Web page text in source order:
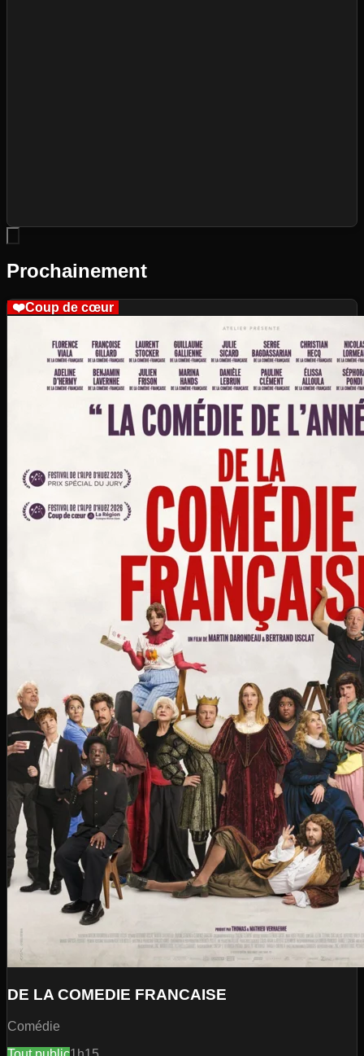
Prochainement
❤️Coup de cœur
DE LA COMEDIE FRANCAISE
Comédie